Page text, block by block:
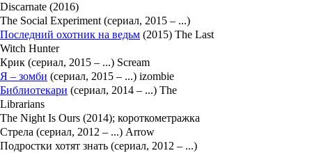
Discarnate (2016)
The Social Experiment (сериал, 2015 – ...)
Последний охотник на ведьм (2015) The Last
Witch Hunter
Крик (сериал, 2015 – ...) Scream
Я – зомби (сериал, 2015 – ...) izombie
Библиотекари (сериал, 2014 – ...) The
Librarians
The Night Is Ours (2014); короткометражка
Стрела (сериал, 2012 – ...) Arrow
Подростки хотят знать (сериал, 2012 – ...)